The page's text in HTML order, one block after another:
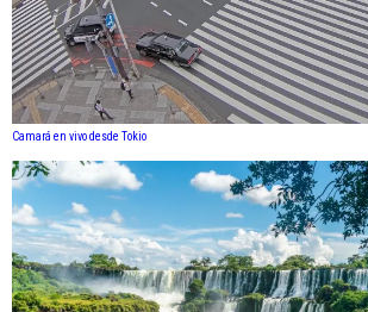
Camará en vivo desde Tokio